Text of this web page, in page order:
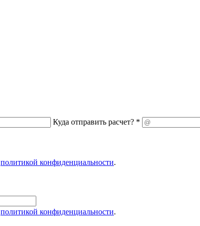
Куда отправить расчет? *
политикой конфиденциальности.
политикой конфиденциальности.